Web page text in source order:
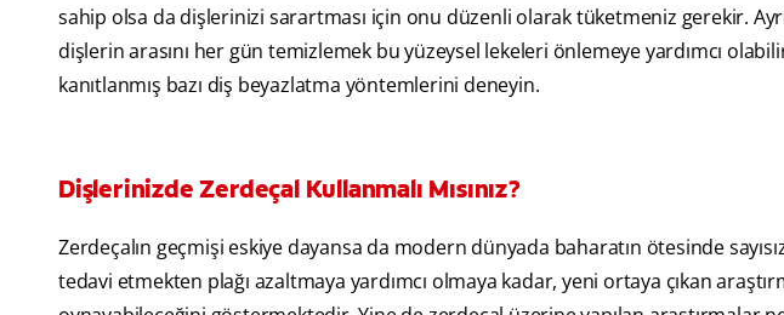
sahip olsa da dişlerinizi sarartması için onu düzenli olarak tüketmeniz gerekir.
dişlerin arasını her gün temizlemek bu yüzeysel lekeleri önlemeye yardımcı
kanıtlanmış bazı diş beyazlatma yöntemlerini deneyin.
Dişlerinizde Zerdeçal Kullanmalı Mısınız?
Zerdeçalın geçmişi eskiye dayansa da modern dünyada baharatın ötesinde
tedavi etmekten plağı azaltmaya yardımcı olmaya kadar, yeni ortaya çıkan